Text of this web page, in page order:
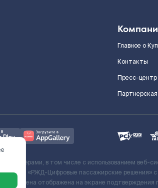
Главное о
Контакты
Пресс-центр
партнёрами, в том числе с использованием
ООО «РЖД-Цифровые пассажирские
цена отображена на экране